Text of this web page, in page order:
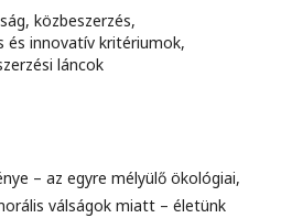
közbeszerzés,
és innovatív kritériumok,
láncok
– az egyre mélyülő ökológiai,
válságok miatt – életünk